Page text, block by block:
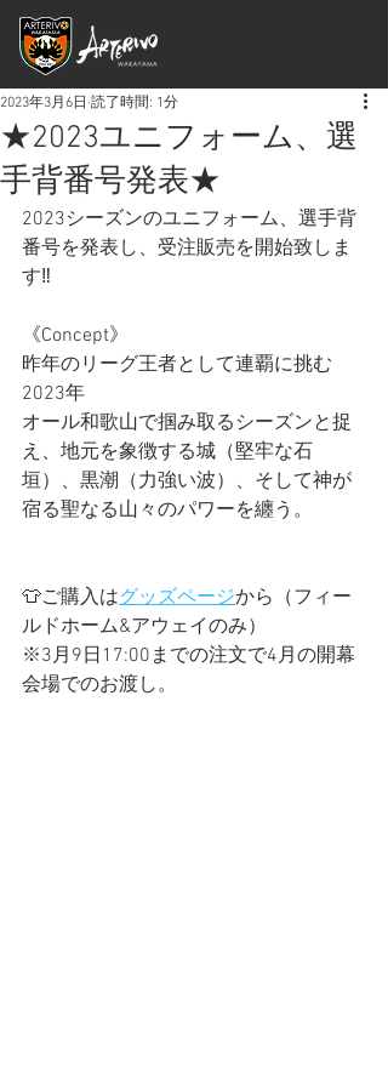
★2023ユニフォーム、選
手背番号発表★
2023年3月6日 読了時間: 1分
2023シーズンのユニフォーム、選手背
番号を発表し、受注販売を開始致しま
す‼
《Concept》
昨年のリーグ王者として連覇に挑む
2023年
オール和歌山で掴み取るシーズンと捉
え、地元を象徴する城（堅牢な石
垣）、黒潮（力強い波）、そして神が
宿る聖なる山々のパワーを纏う。
👕ご購入はグッズページから（フィー
ルドホーム&アウェイのみ）
※3月9日17:00までの注文で4月の開幕
会場でのお渡し。